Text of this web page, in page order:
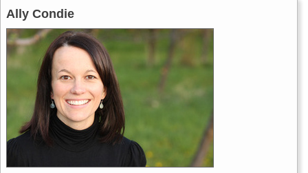
Ally Condie